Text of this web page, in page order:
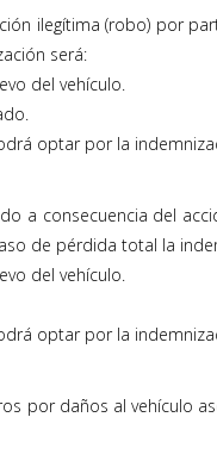
ilegítima (robo) por
será:
del vehículo.
optar por la
a consecuencia del
de pérdida total la
del vehículo.
optar por la
por daños al vehículo